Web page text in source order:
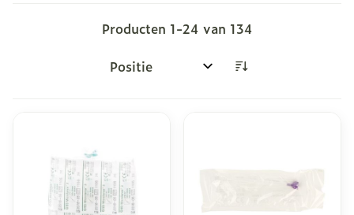
Producten 1-24 van 134
Sorteer op: